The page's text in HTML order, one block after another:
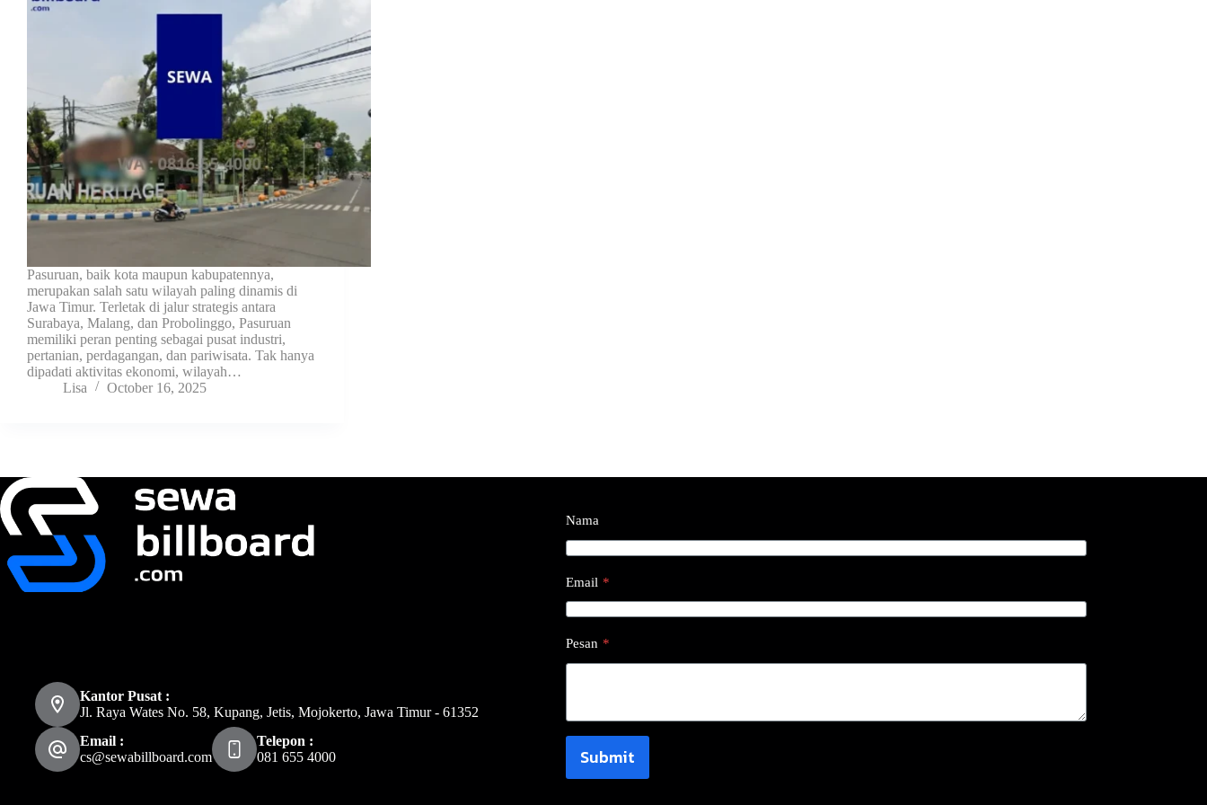
Pasuruan, baik kota maupun kabupatennya,
merupakan salah satu wilayah paling dinamis di
Jawa Timur. Terletak di jalur strategis antara
Surabaya, Malang, dan Probolinggo, Pasuruan
memiliki peran penting sebagai pusat industri,
pertanian, perdagangan, dan pariwisata. Tak hanya
dipadati aktivitas ekonomi, wilayah…
Lisa
October 16, 2025
Kantor Pusat :
Jl. Raya Wates No. 58, Kupang, Jetis, Mojokerto, Jawa Timur - 61352
Email :
cs@sewabillboard.com
Telepon :
081 655 4000
Nama
Email *
Pesan *
Submit